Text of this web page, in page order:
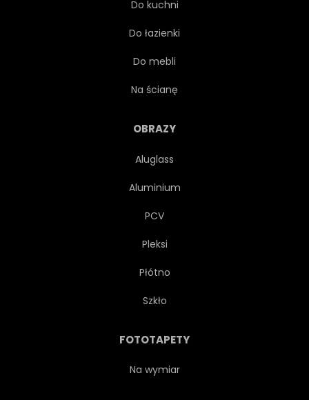
Do kuchni
Do łazienki
Do mebli
Na ścianę
OBRAZY
Aluglass
Aluminium
PCV
Pleksi
Płótno
Szkło
FOTOTAPETY
Na wymiar